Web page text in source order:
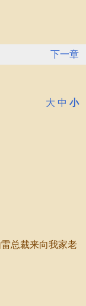
下一章
大 中 小
总裁来向我家老